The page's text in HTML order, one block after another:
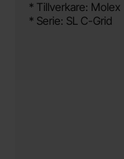
* Tillverkare: Molex
* Serie: SL C-Grid